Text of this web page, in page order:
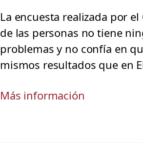
La encuesta realizada por
de las personas no tiene
problemas y no confía en
mismos resultados que en
Más información